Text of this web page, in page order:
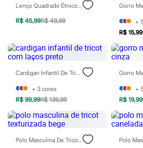
Botas
Chinelos
Pantufas
Sandálias
Tênis
Diversão
Baby Club
Fifteen
Miss Fifteen
Palomino
Moda íntima
Calcinhas
Cuecas
Meias
Lenço Quadrado Étnico Colorido
R$ 45,99R$ 49,99 +
R$ 15,99
Cardigan Infantil De Tricot Com Laços Preto
+ 3 cores
R$ 99,99R$ 139,99
+
R$ 19,99
Polo Masculina De Tricot Texturizada Bege